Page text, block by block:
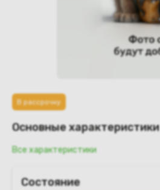
В рассрочку
Основные характеристики
Все характеристики
Состояние